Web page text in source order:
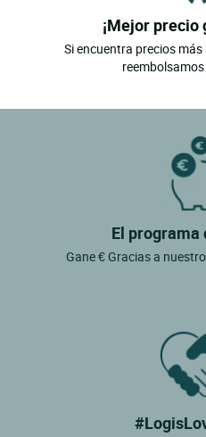
Eclaron Braucourt Ste Liviere
Fayl Billot
Longeville Sur La Laines
¡Mejor precio
Si encuentra precios
El programa
Gane € Gracias a